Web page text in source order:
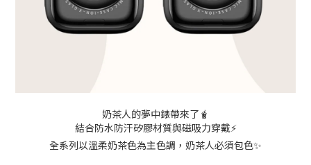
奶茶人的夢中錶帶來了🧋
結合防水防汗矽膠材質與磁吸力穿戴⚡️
全系列以溫柔奶茶色為主色調，奶茶人必須包色✨